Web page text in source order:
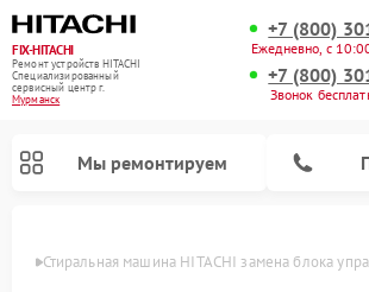
FIX-HITACHI
Ремонт устройств HITACHI
Специализированный
cервисный центр г.
Мурманск
+7 (800)
Ежедневно, с
+7 (800)
Звонок
Мы ремонтируем
Стиральная машина HITACHI замена блока